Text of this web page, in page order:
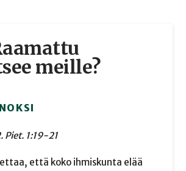
meille?
Piet. 1:19-21
että koko ihmiskunta elää